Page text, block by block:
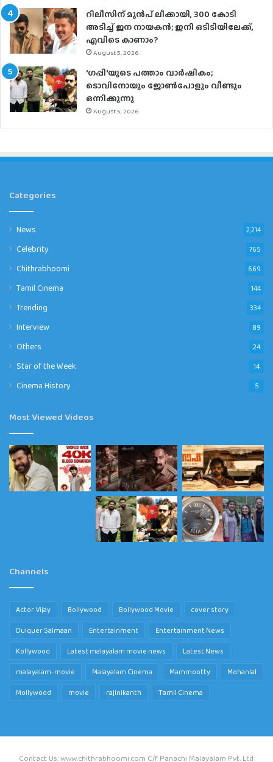
റിലീസിന് മുൻപ് ലീക്കായി, 300 കോടി
അടിച്ച് ജന നായകൻ; ഇനി ഒടിടിയിലേക്ക്,
എവിടെ കാണാം?
August 5, 2026
‘ഗപ്പി‘യുടെ പത്താം വാർഷികം;
ടൊവിനോയും ജോൺപോളും വീണ്ടും
ഒന്നിക്കുന്നു
August 5, 2026
Categories
News 2,214
Celebrity 765
Chithrabhoomi 669
Tamil Cinema 144
Trending 334
Interview 89
Others 24
Star of the Week 14
Cinema History 5
Most Viewed Videos
Channels
Actor Vijay Bollywood Bollywood Movie
cover story
Dulquer Salmaan
Entertainment
Entertainment News
Kollywood
Latest malayalam movie news
Latest News
malayalam-movie
Malayalam Cinema Mammootty
Mohanlal
Mollywood
movie rajinikanth Tamil Cinema
Contact Us: www.chithrabhoomi.com C/f Panachi Malayalam Pvt. Ltd.